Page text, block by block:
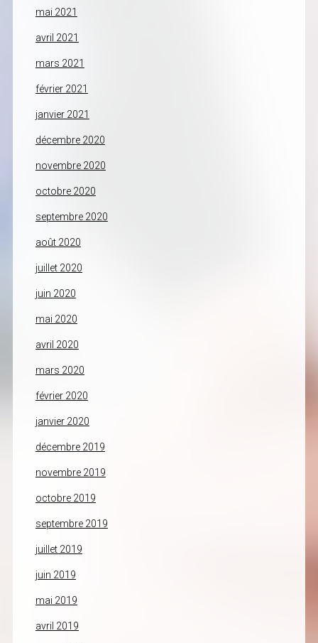
mai 2021
avril 2021
mars 2021
février 2021
janvier 2021
décembre 2020
novembre 2020
octobre 2020
septembre 2020
août 2020
juillet 2020
juin 2020
mai 2020
avril 2020
mars 2020
février 2020
janvier 2020
décembre 2019
novembre 2019
octobre 2019
septembre 2019
juillet 2019
juin 2019
mai 2019
avril 2019